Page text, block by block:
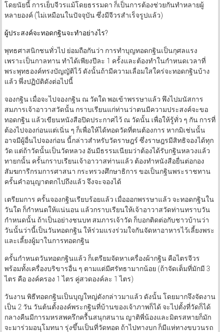
โดยนัยนี้ การเย็บจีวรแม้โดยธรรมดา ก็เป็นการต้องช่วยกันทำหลายผู้
หลายองค์ (ไม่เหมือนในปัจจุบัน ซึ่งมีจีวรสำเร็จรูปแล้ว)
ผู้ประสงค์จะทอดกฐินจะทำอย่างไร?
พุทธศาสนิกชนทั่วไป ย่อมถือกันว่า การทำบุญทอดกฐินเป็นกุศลแรง
เพราะเป็นกาลทาน ทำได้เพียงปีละ 1 ครั้งและต้องทำในกำหนดเวลาที่
พระพุทธองค์ทรงบัญญัติไว้ ดังนั้นถ้ามีความเลื่อมใสใคร่จะทอดกฐินบ้าง
แล้ว พึ่งปฏิบัติดังต่อไปนี้
จองกฐิน เมื่อจะไปจองกฐิน ณ วัดใด พอเข้าพรรษาแล้ว พึงไปมนัสการ
สมภารเจ้าอาวาสวัดนั้น กราบเรียนแก่ท่านว่าตนมีความประสงค์จะขอ
ทอดกฐิน แล้วเขียนหนังสือปิดประกาศไว้ ณ วัดนั้น เพื่อให้รู้ทั่ว ๆ กัน การที่
ต้องไปจองก่อนแต่เนิ่น ๆ ก็เพื่อให้ได้ทอดวัดที่ตนต้องการ หากมิเช่นนั้น
อาจมีผู้อื่นไปจองก่อน นี้กล่าวสำหรับวัดราษฎร์ ซึ่งราษฎรมีสิทธิจองได้ทุก
วัด แต่ถ้าวัดนั้นเป็นวัดหลวง อันมีธรรมเนียมว่าต้องได้รับกฐินหลวงแล้ว
ทายกนั้น ครั้นกราบเรียนเจ้าอาวาสท่านแล้ว ต้องทำหนังสือยื่นต่อกอง
สัมฆการีกรมการศาสนา กระทรวงศึกษาธิการ ขอเป็นกฐินพระราชทาน
ครั้นคำอนุญาตตกไปถึงแล้ว จึงจะจองได้
เตรียมการ ครั้นจองกฐินเรียบร้อยแล้ว เมื่อออกพรรษาแล้ว จะทอดกฐินใน
วันใด ก็กำหนดให้แน่นอน แล้วกราบเรียนให้เจ้าอาวาสวัดท่านทราบวัน
กำหนดนั้น ถ้าเป็นอย่างชนบท สมภารเจ้าวัด ก็บอกติดต่อกับชาวบ้านว่า
วันนั้นว่านี้เป็นวันทอดกฐิน ให้ร่วมแรงร่วมใจกันจัดหาอาหารไว้เลี้ยงพระ
และเลี้ยงผู้มาในการทอดกฐิน
ครั้นกำหนดวันทอดกฐินแล้ว ก็เตรียมจัดหาเครื่องผ้ากฐิน คือไตรจีวร
พร้อมทั้งเครื่องบริขารอื่น ๆ ตามแต่มีศรัทธามากน้อย (ถ้าจัดเต็มที่มักมี 3
ไตร คือ องค์ครอง 1 ไตร คู่สวดองค์ละ 1 ไตร)
วันงาน พิธีทอดกฐินเป็นบุญใหญ่ดังกล่าวมาแล้ว ดังนั้น โดยมากจึงจัดงาน
เป็น 2 วัน วันต้นตั้งองค์พระกฐินที่บ้านของเจ้าภาพก็ได้ จะไปตั้งที่วัดก็ได้
กลางคืนมีการมหรสพครึกครื้นสนุกสนาน ญาติพี่น้องและมิตรสหายก็มัก
จะมาร่วมอนุโมทนา รุ่งขึ้นเป็นที่วัดทอด ถ้าไปทางบก ก็มีแห่ทางขบวนรถ